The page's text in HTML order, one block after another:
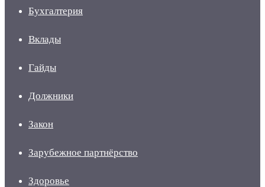
Бухгалтерия
Вклады
Гайды
Должники
Закон
Зарубежное партнёрство
Здоровье